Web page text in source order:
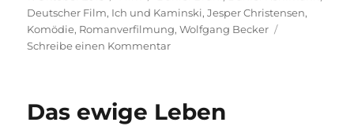
am
Deutscher Film, Ich und Kaminski,Jesper Christensen,
Komödie, Romanverfilmung,Wolfgang Becker
Schreibe einen Kommentarzu
Das ewige Leben